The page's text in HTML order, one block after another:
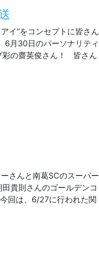
イ”をコンセプトに皆さん
6月30日のパーソナリティ
彩の齋英俊さん！ 皆さん
さんと南葛SCのスーパー
貴則さんのゴールデンコ
回は、6/27に行われた関